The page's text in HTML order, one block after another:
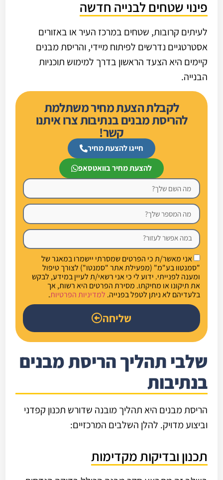
פינוי שטחים לבנייה חדשה
לעיתים קרובות, שטחים במרכז העיר או באזורים
אסטרטגיים נדרשים לפיתוח מיידי, והריסת מבנים
קיימים היא הצעד הראשון בדרך למימוש תוכניות
הבנייה.
לקבלת הצעת מחיר משתלמת
להריסת מבנים בנתיבות צרו איתנו
קשר!
חייגו להצעת מחיר
להצעת מחיר בוואטסאפ
אני מאשר/ת כי הפרטים שמסרתי יישמרו במאגר של
"סמנטוו בע"מ" (מפעילת אתר "סמנטו") לצורך טיפול
ומענה לפנייתי. ידוע לי כי אני רשאי/ת לעיין במידע, לבקש
את תיקונו או מחיקתו. מסירת הפרטים היא רשות, אך
בלעדיהם לא ניתן לטפל בפנייה. למדיניות הפרטיות.
שליחה
שלבי תהליך הריסת מבנים
בנתיבות
הריסת מבנים היא תהליך מובנה שדורש תכנון קפדני
וביצוע מדויק. להלן השלבים המרכזיים:
תכנון ובדיקות מקדימות